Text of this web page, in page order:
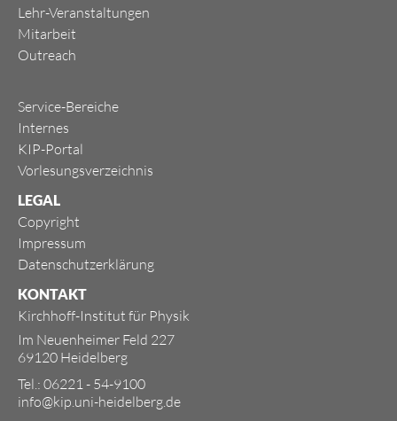
Lehr-Veranstaltungen
Mitarbeit
Outreach
Service-Bereiche
Internes
KIP-Portal
Vorlesungsverzeichnis
LEGAL
Copyright
Impressum
Datenschutzerklärung
KONTAKT
Kirchhoff-Institut für Physik
Im Neuenheimer Feld 227
69120 Heidelberg
Tel.: 06221 - 54-9100
info@kip.uni-heidelberg.de